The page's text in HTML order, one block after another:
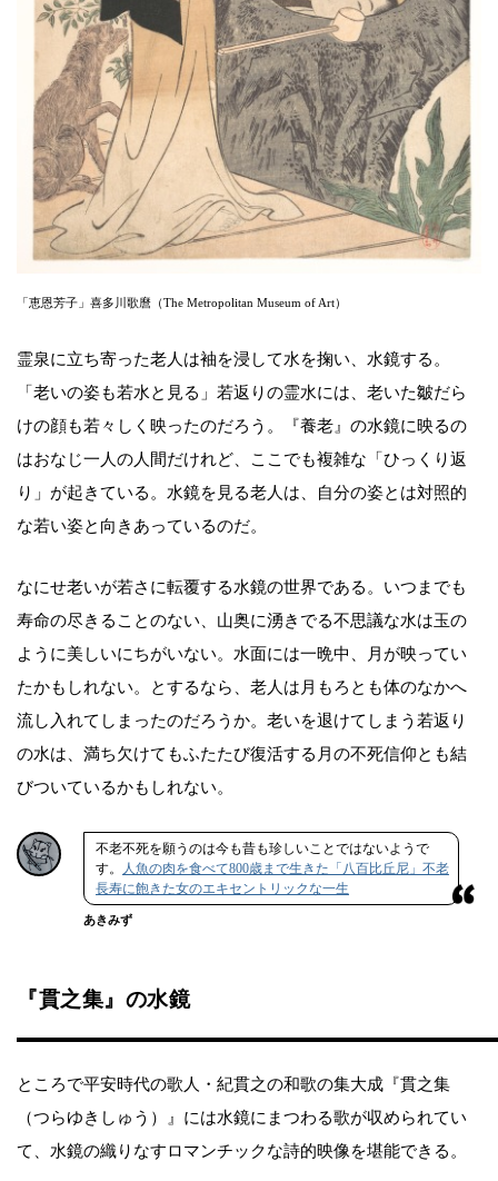
「恵恩芳子」喜多川歌麿（The Metropolitan Museum of Art）
霊泉に立ち寄った老人は袖を浸して水を掬い、水鏡する。
「老いの姿も若水と見る」若返りの霊水には、老いた皺だら
けの顔も若々しく映ったのだろう。『養老』の水鏡に映るの
はおなじ一人の人間だけれど、ここでも複雑な「ひっくり返
り」が起きている。水鏡を見る老人は、自分の姿とは対照的
な若い姿と向きあっているのだ。
なにせ老いが若さに転覆する水鏡の世界である。いつまでも
寿命の尽きることのない、山奥に湧きでる不思議な水は玉の
ように美しいにちがいない。水面には一晩中、月が映ってい
たかもしれない。とするなら、老人は月もろとも体のなかへ
流し入れてしまったのだろうか。老いを退けてしまう若返り
の水は、満ち欠けてもふたたび復活する月の不死信仰とも結
びついているかもしれない。
不老不死を願うのは今も昔も珍しいことではないようで
す。
人魚の肉を食べて800歳まで生きた「八百比丘尼」不老
長寿に飽きた女のエキセントリックな一生
あきみず
『貫之集』の水鏡
ところで平安時代の歌人・紀貫之の和歌の集大成『貫之集
（つらゆきしゅう）』には水鏡にまつわる歌が収められてい
て、水鏡の織りなすロマンチックな詩的映像を堪能できる。